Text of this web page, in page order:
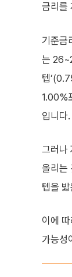
금리를
기준금
는
텝
1.00%
입니다.
그러나
올리는
텝을
이에
가능성